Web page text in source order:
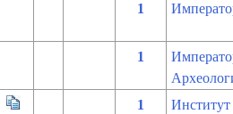
1
1
1
Институт